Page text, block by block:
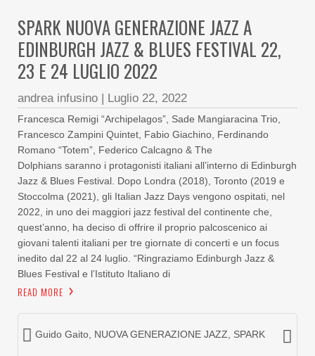
SPARK NUOVA GENERAZIONE JAZZ A
EDINBURGH JAZZ & BLUES FESTIVAL 22,
23 E 24 LUGLIO 2022
andrea infusino | Luglio 22, 2022
Francesca Remigi “Archipelagos”, Sade Mangiaracina Trio,
Francesco Zampini Quintet, Fabio Giachino, Ferdinando
Romano “Totem”, Federico Calcagno & The
Dolphians saranno i protagonisti italiani all’interno di Edinburgh
Jazz & Blues Festival. Dopo Londra (2018), Toronto (2019 e
Stoccolma (2021), gli Italian Jazz Days vengono ospitati, nel
2022, in uno dei maggiori jazz festival del continente che,
quest’anno, ha deciso di offrire il proprio palcoscenico ai
giovani talenti italiani per tre giornate di concerti e un focus
inedito dal 22 al 24 luglio. “Ringraziamo Edinburgh Jazz &
Blues Festival e l’Istituto Italiano di
READ MORE
Guido Gaito NUOVA GENERAZIONE JAZZ SPARK